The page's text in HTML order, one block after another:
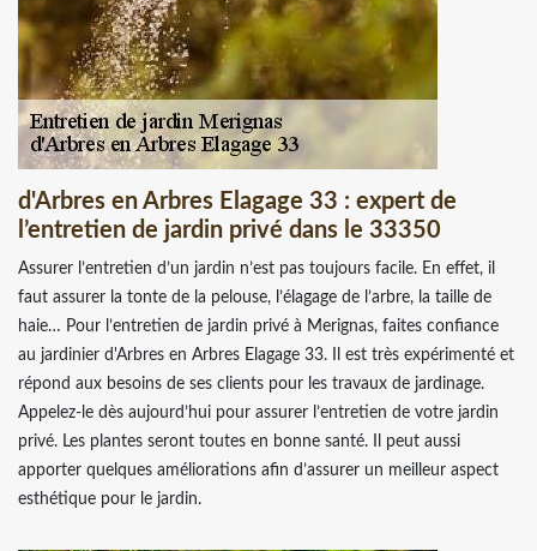
d'Arbres en Arbres Elagage 33 : expert de
l’entretien de jardin privé dans le 33350
Assurer l’entretien d’un jardin n’est pas toujours facile. En effet, il
faut assurer la tonte de la pelouse, l’élagage de l’arbre, la taille de
haie… Pour l’entretien de jardin privé à Merignas, faites confiance
au jardinier d'Arbres en Arbres Elagage 33. Il est très expérimenté et
répond aux besoins de ses clients pour les travaux de jardinage.
Appelez-le dès aujourd’hui pour assurer l’entretien de votre jardin
privé. Les plantes seront toutes en bonne santé. Il peut aussi
apporter quelques améliorations afin d’assurer un meilleur aspect
esthétique pour le jardin.